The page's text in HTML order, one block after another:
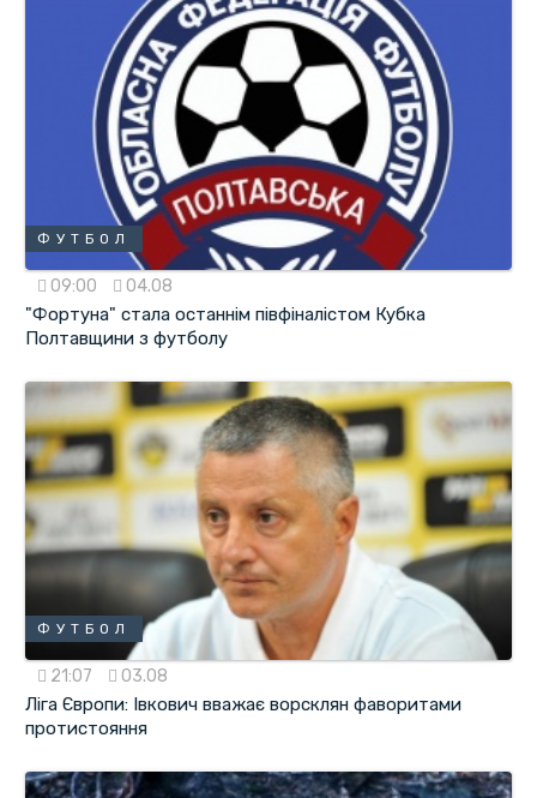
ФУТБОЛ
09:00 04.08
"Фортуна" стала останнім півфіналістом Кубка
Полтавщини з футболу
ФУТБОЛ
21:07 03.08
Ліга Європи: Івкович вважає ворсклян фаворитами
протистояння